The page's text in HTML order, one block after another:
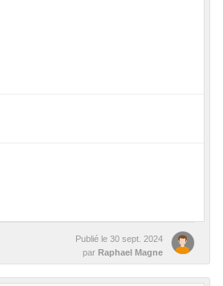
Publié le 30 sept. 2024
par Raphael Magne